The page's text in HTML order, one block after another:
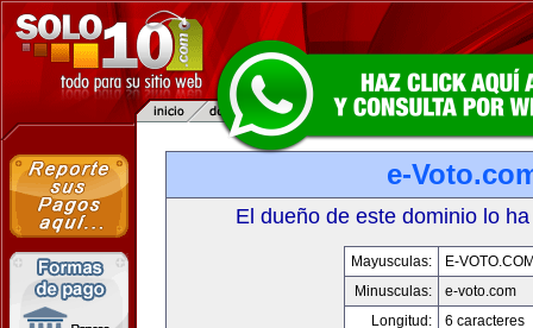
e-
El dueño de este dominio lo
Mayusculas:
E-
Minusculas:
e-voto.com
Longitud:
6 caracteres